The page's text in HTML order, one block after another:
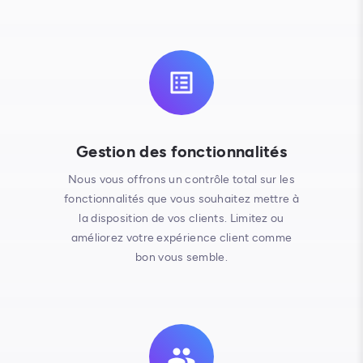
Gestion des fonctionnalités
Nous vous offrons un contrôle total sur les
fonctionnalités que vous souhaitez mettre à
la disposition de vos clients. Limitez ou
améliorez votre expérience client comme
bon vous semble.